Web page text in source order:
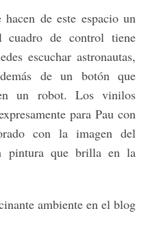
de este espacio un
de control tiene
escuchar astronautas,
de un botón que
un robot. Los vinilos
para Pau con
con la imagen del
pintura que brilla en la
ambiente en el blog